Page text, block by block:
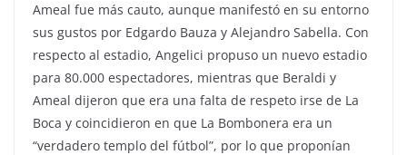
Ameal fue más cauto, aunque manifestó en su entorno
sus gustos por Edgardo Bauza y Alejandro Sabella. Con
respecto al estadio, Angelici propuso un nuevo estadio
para 80.000 espectadores, mientras que Beraldi y
Ameal dijeron que era una falta de respeto irse de La
Boca y coincidieron en que La Bombonera era un
“verdadero templo del fútbol”, por lo que proponían